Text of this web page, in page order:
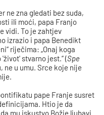
ne zna gledati bez suda,
ili moći, papa Franjo
vidi. To je zahtjev
izrazio i papa Benedikt
riječima: „Onaj koga
stvarno jest.“ (Spe
ne u umu. Srce koje nije
pape Franje susret
Htio je da
mu iskustvo Božje ljubavi